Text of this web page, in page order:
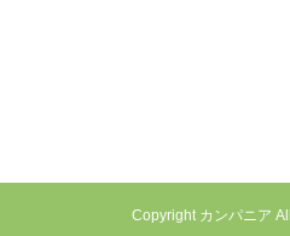
Copyright カンパニア